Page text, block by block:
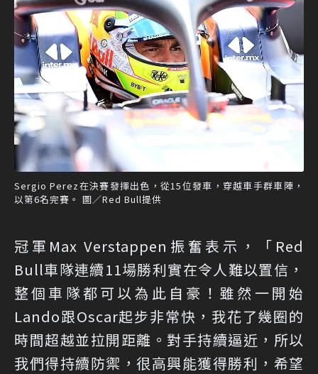
Sergio Perez在決賽發揮出色，從15位發車，穿越車手群車陣，
以第6名完賽。 圖／Red Bull提供
冠軍Max Verstappen振奮表示，「Red
Bull車隊連續11場勝利實在令人難以置信，
整個車隊都可以為此自豪！雖然一開始
Lando跟Oscar起步非常快，我花了幾圈的
時間超越並拉開距離。對手持續逼近，所以
我們得持續防禦，很高興能獲得勝利，希望